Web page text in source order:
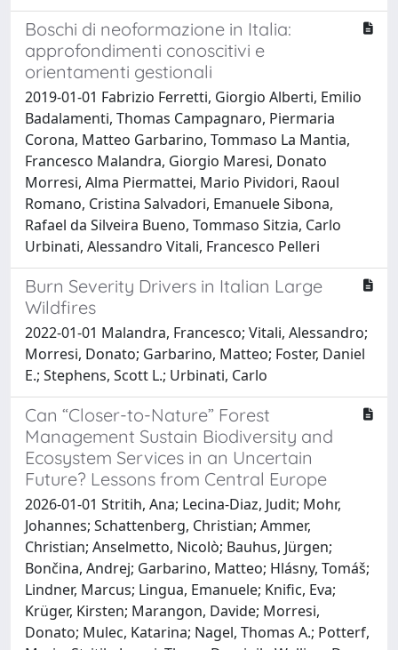
Boschi di neoformazione in Italia:
approfondimenti conoscitivi e
orientamenti gestionali
2019-01-01 Fabrizio Ferretti, Giorgio Alberti, Emilio
Badalamenti, Thomas Campagnaro, Piermaria
Corona, Matteo Garbarino, Tommaso La Mantia,
Francesco Malandra, Giorgio Maresi, Donato
Morresi, Alma Piermattei, Mario Pividori, Raoul
Romano, Cristina Salvadori, Emanuele Sibona,
Rafael da Silveira Bueno, Tommaso Sitzia, Carlo
Urbinati, Alessandro Vitali, Francesco Pelleri
Burn Severity Drivers in Italian Large
Wildfires
2022-01-01 Malandra, Francesco; Vitali, Alessandro;
Morresi, Donato; Garbarino, Matteo; Foster, Daniel
E.; Stephens, Scott L.; Urbinati, Carlo
Can “Closer-to-Nature” Forest
Management Sustain Biodiversity and
Ecosystem Services in an Uncertain
Future? Lessons from Central Europe
2026-01-01 Stritih, Ana; Lecina-Diaz, Judit; Mohr,
Johannes; Schattenberg, Christian; Ammer,
Christian; Anselmetto, Nicolò; Bauhus, Jürgen;
Bončina, Andrej; Garbarino, Matteo; Hlásny, Tomáš;
Lindner, Marcus; Lingua, Emanuele; Knific, Eva;
Krüger, Kirsten; Marangon, Davide; Morresi,
Donato; Mulec, Katarina; Nagel, Thomas A.; Potterf,